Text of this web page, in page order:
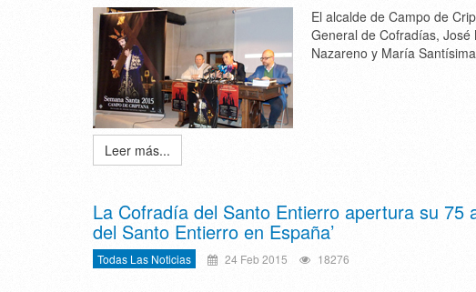
El alcalde de Campo de
General de Cofradías,
Nazareno y María
Leer más...
La Cofradía del Santo Entierro apertura su 75
del Santo Entierro en España’
Todas Las Noticias 24 Feb 2015 18276